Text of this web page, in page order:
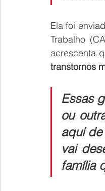
Ela foi
Trabalho
acrescenta
transtornos
Essas
ou
aqui
vai
família